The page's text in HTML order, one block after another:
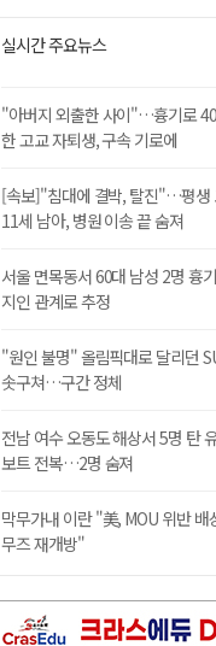
실시간 주요뉴스
"아버지 외출한 사이"…흉기로
한 고교 자퇴생, 구속 기로에
[속보]"침대에 결박, 탈진"…평생
11세 남아, 병원 이송 끝 숨져
서울 면목동서 60대 남성 2명 흉
지인 관계로 추정
"원인 불명" 올림픽대로 달리던
솟구쳐…구간 정체
전남 여수 오동도 해상서 5명 탄
보트 전복…2명 숨져
막무가내 이란 "美, MOU 위반 배
무즈 재개방"